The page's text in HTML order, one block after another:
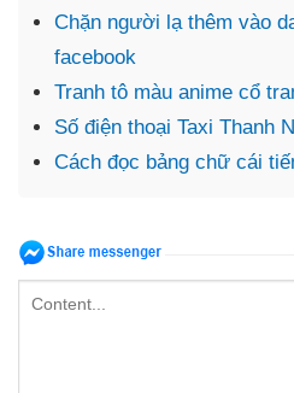
Chặn người lạ thêm vào
facebook
Tranh tô màu anime cổ
Số điện thoại Taxi Thanh
Cách đọc bảng chữ cái